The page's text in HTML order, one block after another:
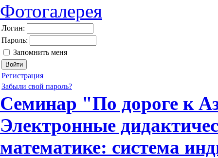
Фотогалерея
Логин:
Пароль:
Запомнить меня
Регистрация
Забыли свой пароль?
Семинар "По дороге к
Электронные
математике: система